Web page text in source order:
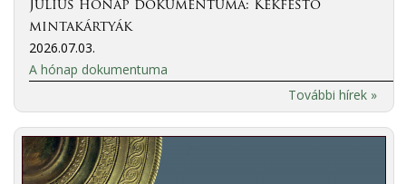
Július hónap dokumentuma: Kékfestő
mintakártyák
2026.07.03.
A hónap dokumentuma
További hírek »